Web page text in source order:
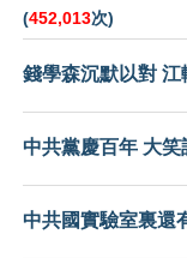
(452,013次)
錢學森沉默以對 江
中共黨慶百年 大笑
中共國實驗室裏還